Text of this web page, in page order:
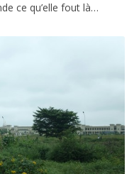
ce qu’elle fout là…